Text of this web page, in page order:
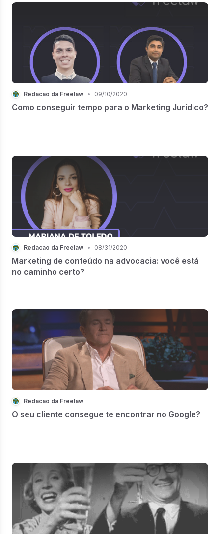
Redacao da Freelaw • 09/10/2020
Como conseguir tempo para o Marketing Jurídico?
Redacao da Freelaw • 08/31/2020
Marketing de conteúdo na advocacia: você está
no caminho certo?
Redacao da Freelaw
O seu cliente consegue te encontrar no Google?